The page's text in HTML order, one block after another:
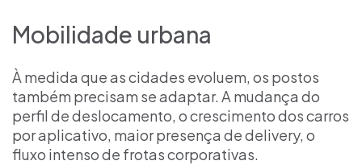
Mobilidade urbana
À medida que as cidades evoluem, os postos
também precisam se adaptar. A mudança do
perfil de deslocamento, o crescimento dos carros
por aplicativo, maior presença de delivery, o
fluxo intenso de frotas corporativas.